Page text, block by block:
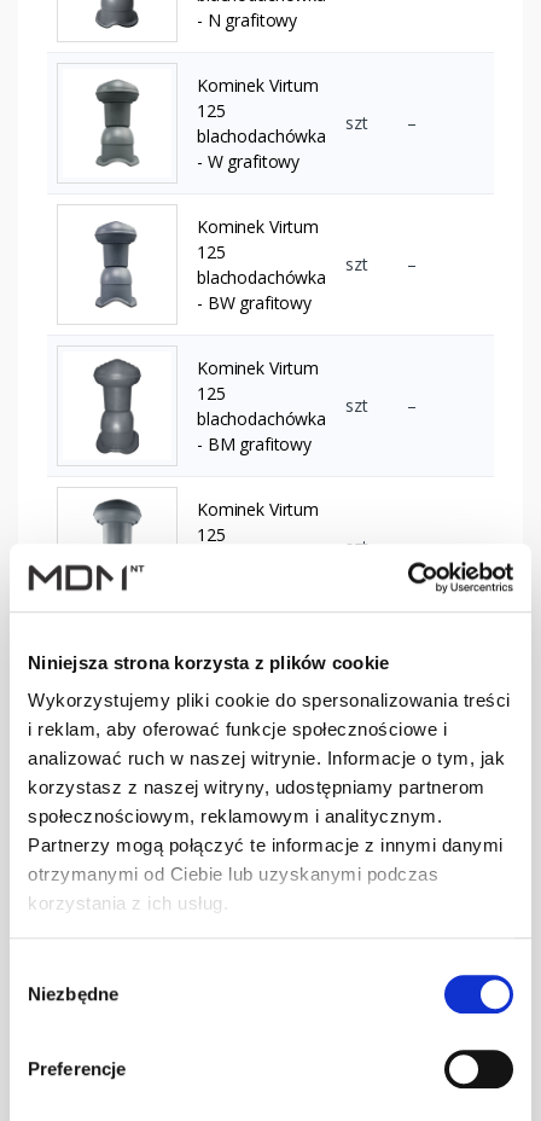
Niniejsza strona korzysta z plików cookie
Wykorzystujemy pliki cookie do spersonalizowania treści
i reklam, aby oferować funkcje społecznościowe i
analizować ruch w naszej witrynie. Informacje o tym, jak
korzystasz z naszej witryny, udostępniamy partnerom
społecznościowym, reklamowym i analitycznym.
Partnerzy mogą połączyć te informacje z innymi danymi
otrzymanymi od Ciebie lub uzyskanymi podczas
korzystania z ich usług.
zgody
Niezbędne
Preferencje
- N grafitowy
Kominek Virtum
125
blachodachówka
- W grafitowy
szt –
Kominek Virtum
125
blachodachówka
- BW grafitowy
szt –
Kominek Virtum
125
blachodachówka
- BM grafitowy
szt –
Kominek Virtum
125
szt
125
blachodachówka
3009
Kominek Virtum
125
blachodachówka
- W czerwony
szt –